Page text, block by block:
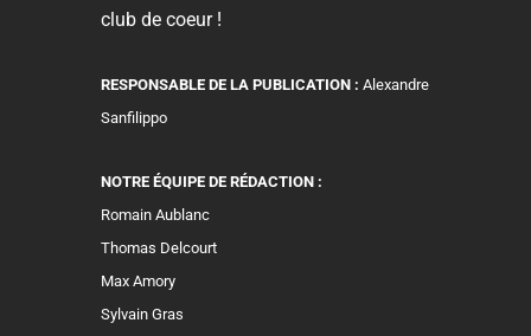
club de coeur !
RESPONSABLE DE LA PUBLICATION : Alexandre
Sanfilippo
NOTRE ÉQUIPE DE RÉDACTION :
Romain Aublanc
Thomas Delcourt
Max Amory
Sylvain Gras